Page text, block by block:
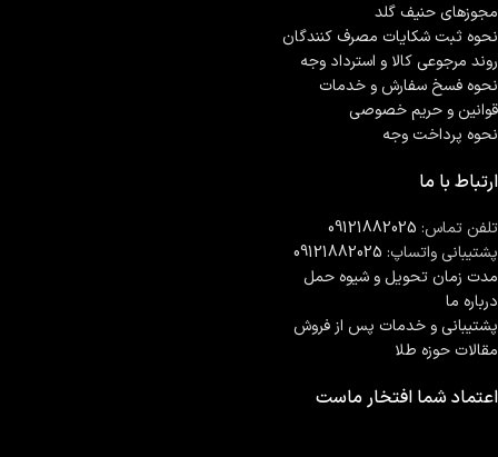
مجوزهای حنیف گلد
نحوه ثبت شكايات مصرف كنندگان
روند مرجوعی کالا و استرداد وجه
نحوه فسخ سفارش و خدمات
قوانین و حریم خصوصی
نحوه پرداخت وجه
ارتباط با ما
تلفن تماس: 09121882025
پشتیبانی واتساپ: 09121882025
مدت زمان تحويل و شیوه حمل
درباره ما
پشتیبانی و خدمات پس از فروش
مقالات حوزه طلا
اعتماد شما افتخار ماست